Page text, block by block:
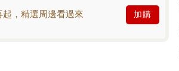
，精選周邊看過來 加購